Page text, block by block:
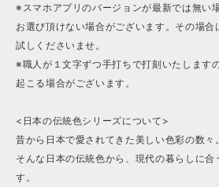
※スマホアプリのバージョンが最新では無い
お選び頂けない場合がございます。その場
試しくださいませ。
※職人が１文字ずつ手打ちで打刻いたします
起こる場合がございます。
<日本の伝統色シリーズについて>
昔から日本で愛されてきた美しい色彩の数々。
そんな日本の伝統色から、現代の暮らしに合
す。